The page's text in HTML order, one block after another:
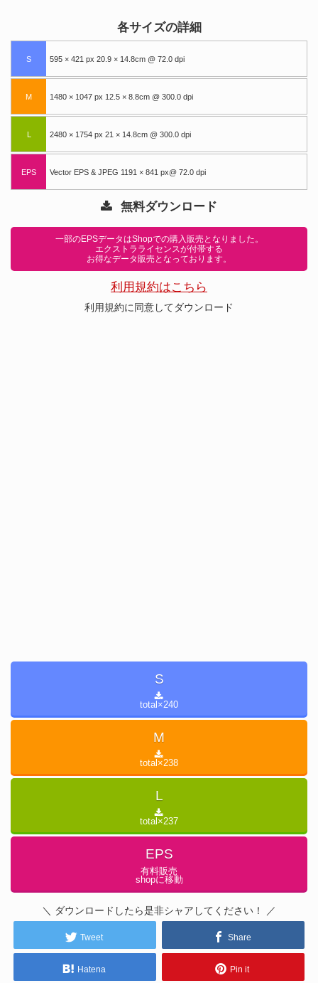
各サイズの詳細
S 595 × 421 px 20.9 × 14.8cm @ 72.0 dpi
M 1480 × 1047 px 12.5 × 8.8cm @ 300.0 dpi
L 2480 × 1754 px 21 × 14.8cm @ 300.0 dpi
EPS Vector EPS & JPEG 1191 × 841 px@ 72.0 dpi
無料ダウンロード
一部のEPSデータはShopでの購入販売となりました。
エクストラライセンスが付帯する
お得なデータ販売となっております。
利用規約はこちら
利用規約に同意してダウンロード
S
total×240
M
total×238
L
total×237
EPS
有料販売
shopに移動
＼ ダウンロードしたら是非シャアしてください！ ／
Tweet Share
Hatena Pin it